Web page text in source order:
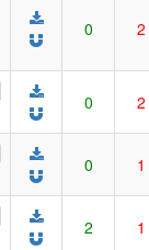
0 2
0 2
0 1
2 1